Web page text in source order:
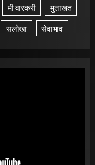
मी वारकरी मुलाखत
सलोखा सेवाभाव